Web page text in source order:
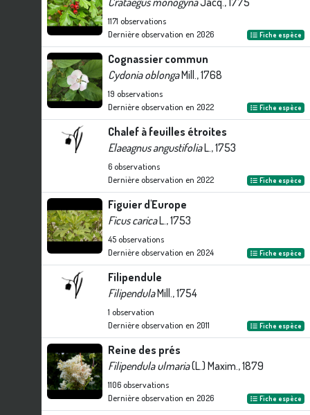
1171 observations
Dernière observation en 2026 Fiche espèce
Cognassier commun
Cydonia oblongaMill., 1768
19 observations
Dernière observation en 2022 Fiche espèce
Chalef à feuilles étroites
Elaeagnus angustifoliaL., 1753
6observations
Dernière observation en 2022 Fiche espèce
Figuier d'Europe
Ficus caricaL., 1753
45observations
Dernière observation en 2024 Fiche espèce
Filipendule
FilipendulaMill., 1754
1 observation
Dernière observation en 2011 Fiche espèce
Reine des prés
Filipendula ulmaria(L.) Maxim., 1879
1106observations
Dernière observation en 2026 Fiche espèce